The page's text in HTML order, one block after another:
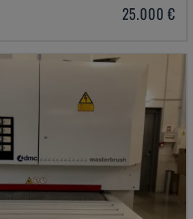
25.000 €